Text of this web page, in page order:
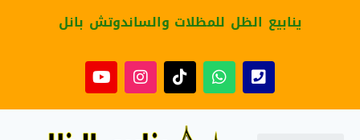
ينابيع الظل للمظلات والساندوتش بانل